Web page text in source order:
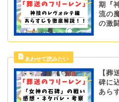
期『
流の
の激
【葬
碑に
あら